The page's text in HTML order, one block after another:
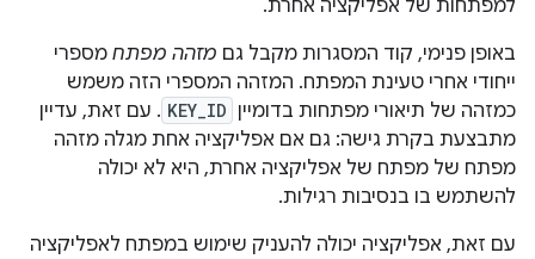
למפתחות של אפליקציה אחרת.
באופן פנימי, קוד המסגרות מקבל גם מזהה מפתח מספרי
ייחודי אחרי טעינת המפתח. המזהה המספרי הזה משמש
כמזהה של תיאורי מפתחות בדומיין KEY_ID . עם זאת, עדיין
מתבצעת בקרת גישה: גם אם אפליקציה אחת מגלה מזהה
מפתח של מפתח של אפליקציה אחרת, היא לא יכולה
להשתמש בו בנסיבות רגילות.
עם זאת, אפליקציה יכולה להעניק שימוש במפתח לאפליקציה